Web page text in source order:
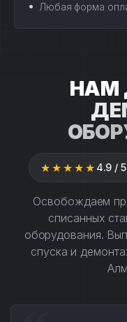
Любая форма
НАМ
★★★★★ 4.9 /
Освобождаем
списанных
оборудования.
спуска и